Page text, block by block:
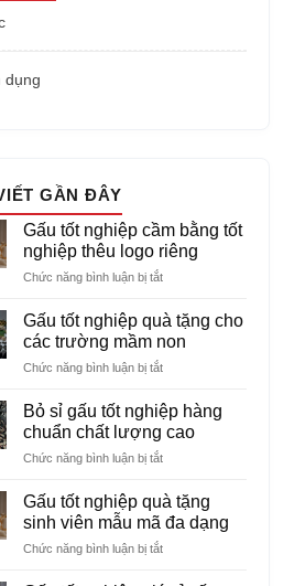
dụng
GẦN ĐÂY
Gấu tốt nghiệp cầm bằng tốt
nghiệp thêu logo riêng
Chức năng bình luận bị tắtở
tốt
nghiệp
cầm
bằng
nghiệp
thêu
riêng
Gấu tốt nghiệp quà tặng cho
các trường mầm non
Chức năng bình luận bị tắtở
tốt
nghiệp
quà
tặng
các
trường
non
Bỏ sỉ gấu tốt nghiệp hàng
chuẩn chất lượng cao
Chức năng bình luận bị tắtở
sỉ
gấu
tốt
nghiệp
Gấu tốt nghiệp quà tặng
sinh viên mẫu mã đa dạng
Chức năng bình luận bị tắtở